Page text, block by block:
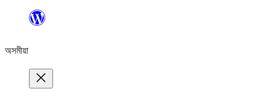
বিষয়বস্তুলৈ
অসমীয়া